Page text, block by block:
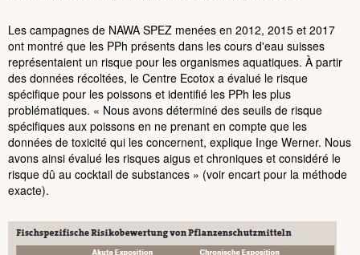
Les campagnes de NAWA SPEZ menées en 2012, 2015 et 2017
ont montré que les PPh présents dans les cours d'eau suisses
représentaient un risque pour les organismes aquatiques. À partir
des données récoltées, le Centre Ecotox a évalué le risque
spécifique pour les poissons et identifié les PPh les plus
problématiques. « Nous avons déterminé des seuils de risque
spécifiques aux poissons en ne prenant en compte que les
données de toxicité qui les concernent, explique Inge Werner. Nous
avons ainsi évalué les risques aigus et chroniques et considéré le
risque dû au cocktail de substances » (voir encart pour la méthode
exacte).